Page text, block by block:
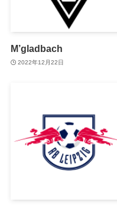
M’gladbach
2022年12月22日